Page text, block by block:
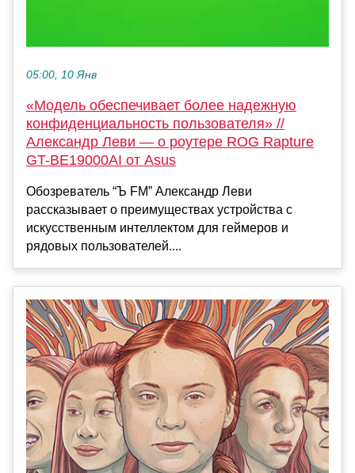
05:00, 10 Янв
«Модель обеспечивает более надежную
конфиденциальность пользователя» //
Александр Леви — о роутере ROG Rapture
GT-BE19000AI от Asus
Обозреватель “Ъ FM” Александр Леви
рассказывает о преимуществах устройства с
искусственным интеллектом для геймеров и
рядовых пользователей....